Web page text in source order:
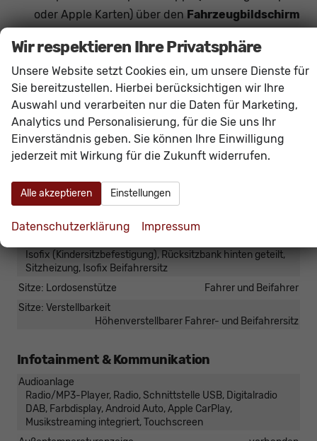
oder Apple Karten) über den Fahrzeugbildschirm
Innen
Mittelarmlehne, Fahrer
Fensterheber
elektrisch
Innenraumfilter
vorhanden
Klimatisierung
Klimaautomatik
Laderaumabdeckung
Lenkrad
höhenverstellbar, mit Multifunktionen
Isofix (Kindersitzbefestigung), Rücksitzbank hinten geteilt,
Sitzheizung, Isofix Beifahrersitz
Sitze: Lordosenstütze
Fahrer und Beifahrer
Sitze: Verstellbarkeit
Höhenverstellbarer Fahrer- und Beifahrersitz
Infotainment & Kommunikation
Audioanlage
Radio/MP3-Player, Radio, Schnittstelle USB, Digitalradio
DAB, Farbdisplay, Android Auto, Apple CarPlay,
Musikstreaming integriert, Touchscreen
Wir respektieren Ihre Privatsphäre
Unsere Website setzt Cookies ein, um unsere Dienste für
Sie bereitzustellen. Hierbei berücksichtigen wir Ihre
Auswahl und verarbeiten nur die Daten für Marketing,
Analytics und Personalisierung, für die Sie uns Ihr
Einverständnis geben. Sie können Ihre Einwilligung
jederzeit mit Wirkung für die Zukunft widerrufen.
Alle akzeptieren Einstellungen
Datenschutzerklärung Impressum